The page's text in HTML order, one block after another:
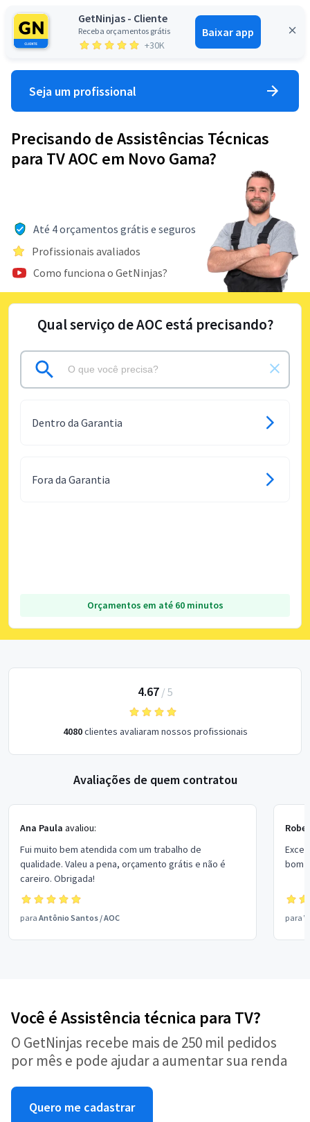
GetNinjas - Cliente
Receba orçamentos grátis
+30K
Baixar app
Entrar
Seja um profissional
Precisando de Assistências Técnicas
para TV AOC em Novo Gama?
Até 4 orçamentos grátis e seguros
Profissionais avaliados
Como funciona o GetNinjas?
Qual serviço de AOC está precisando?
Dentro da Garantia
Fora da Garantia
Orçamentos em até 60 minutos
4.67/ 5
4080clientes avaliaram nossos profissionais
Avaliações de quem contratou
Ana Paula avaliou:
Fui muito bem atendida com um trabalho de
qualidade. Valeu a pena, orçamento grátis e não é
careiro. Obrigada!
para Antônio Santos /AOC
bom
para
Você é Assistência técnica para TV?
O GetNinjas recebe mais de 250 mil pedidos
por mês e pode ajudar a aumentar sua renda
Quero me cadastrar